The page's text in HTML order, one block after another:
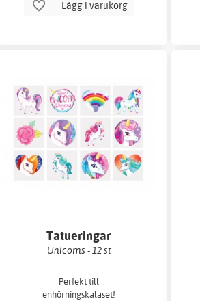
Lägg i varukorg
Tatueringar
Unicorns - 12 st
Perfekt till
enhörningskalaset!